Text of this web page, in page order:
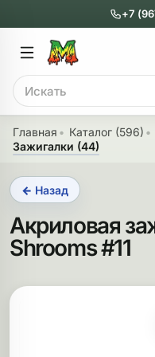
+7
Поиск
Главное меню
Бонги
бонги
с перколятором
бонги
Главная Каталог (596)
Зажигалки (44)
← Назад
Акриловая
Shrooms #11